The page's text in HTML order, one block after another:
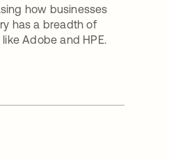
how businesses
has a breadth of
Adobe and HPE.